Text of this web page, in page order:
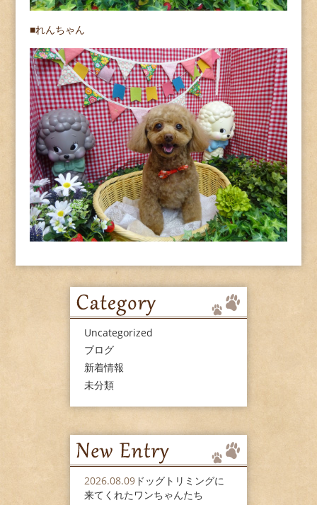
■れんちゃん
Uncategorized
ブログ
新着情報
未分類
2026.08.09 ドッグトリミングに
来てくれたワンちゃんたち